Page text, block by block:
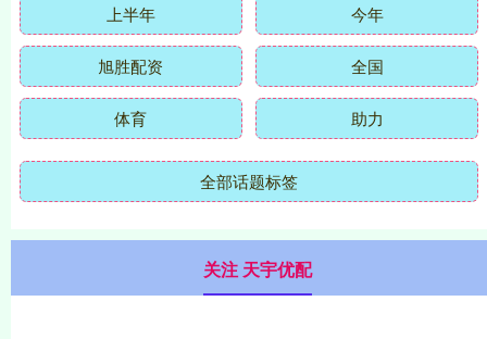
上半年 今年
旭胜配资 全国
体育 助力
全部话题标签
关注 天宇优配